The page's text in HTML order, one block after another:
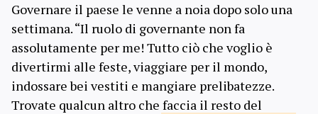
Governare il paese le venne a noia dopo solo una
settimana. “Il ruolo di governante non fa
assolutamente per me! Tutto ciò che voglio è
divertirmi alle feste, viaggiare per il mondo,
indossare bei vestiti e mangiare prelibatezze.
Trovate qualcun altro che faccia il resto del